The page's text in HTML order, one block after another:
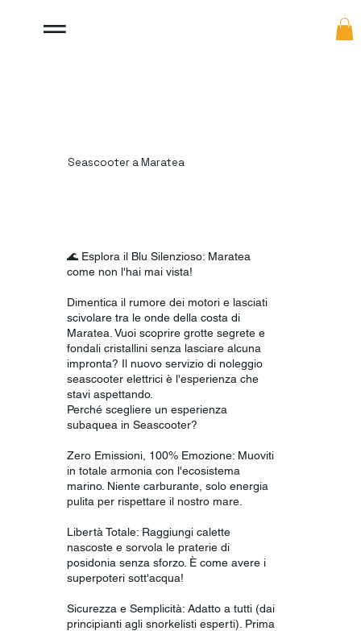
Seascooter a Maratea
🌊 Esplora il Blu Silenzioso: Maratea
come non l'hai mai vista!
Dimentica il rumore dei motori e lasciati
scivolare tra le onde della costa di
Maratea. Vuoi scoprire grotte segrete e
fondali cristallini senza lasciare alcuna
impronta? Il nuovo servizio di noleggio
seascooter elettrici è l'esperienza che
stavi aspettando.
Perché scegliere un esperienza
subaquea in Seascooter?
Zero Emissioni, 100% Emozione: Muoviti
in totale armonia con l'ecosistema
marino. Niente carburante, solo energia
pulita per rispettare il nostro mare.
Libertà Totale: Raggiungi calette
nascoste e sorvola le praterie di
posidonia senza sforzo. È come avere i
superpoteri sott'acqua!
Sicurezza e Semplicità: Adatto a tutti (dai
principianti agli snorkelisti esperti). Prima